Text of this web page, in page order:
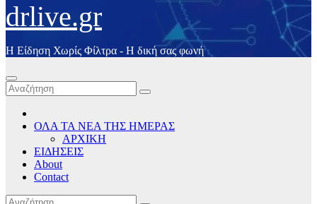
drlive.gr
Η Είδηση Χωρίς Φίλτρα - H δική σας φωνή
ΟΛΑ ΤΑ ΝΕΑ ΤΗΣ ΗΜΕΡΑΣ
ΑΡΧΙΚΗ
ΕΙΔΗΣΕΙΣ
About
Contact